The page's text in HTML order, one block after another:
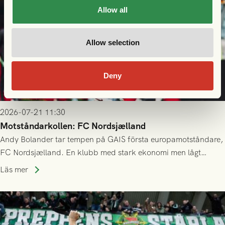
Allow all
Allow selection
Deny
2026-07-21 11:30
Motståndarkollen: FC Nordsjælland
Andy Bolander tar tempen på GAIS första europamotståndare,
FC Nordsjælland. En klubb med stark ekonomi men lågt
publiksnitt, ett lag med både kollektiv styrka och individuell
Läs mer